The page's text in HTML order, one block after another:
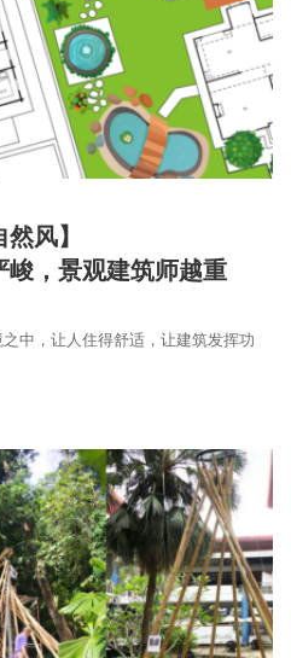
风】
，景观建筑师越重
中，让人住得舒适，让建筑发挥功